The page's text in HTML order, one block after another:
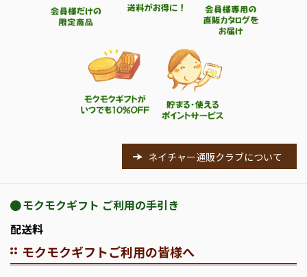
ネイチャー通販クラブについて
モクモクギフト ご利用の手引き
配送料
モクモクギフトご利用の皆様へ